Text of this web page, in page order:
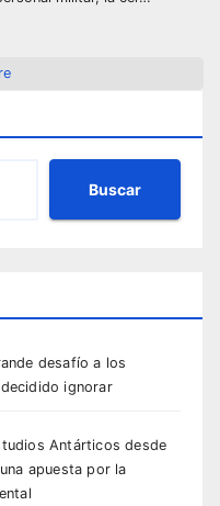
Buscar
desafío a los
ignorar
Antárticos desde
apuesta por la